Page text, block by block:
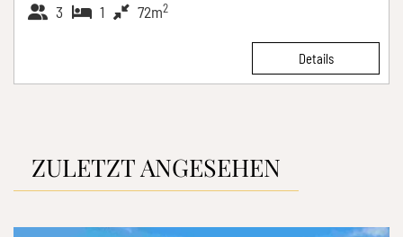
3 1 72m2
Details
ZULETZT ANGESEHEN